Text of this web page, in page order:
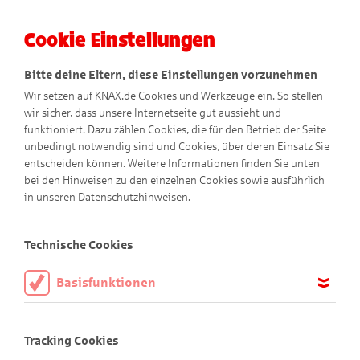
Die Kraft der Natur
Cookie Einstellungen
Bitte deine Eltern, diese Einstellungen vorzunehmen
Wir setzen auf KNAX.de Cookies und Werkzeuge ein. So stellen
wir sicher, dass unsere Internetseite gut aussieht und
funktioniert. Dazu zählen Cookies, die für den Betrieb der Seite
unbedingt notwendig sind und Cookies, über deren Einsatz Sie
entscheiden können. Weitere Informationen finden Sie unten
bei den Hinweisen zu den einzelnen Cookies sowie ausführlich
in unseren Datenschutzhinweisen.
Technische Cookies
Basisfunktionen
aktiviert sein.
Tracking Cookies